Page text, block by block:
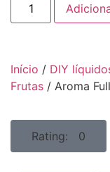
Início / DIY
Frutas / Aroma
Rating: 0